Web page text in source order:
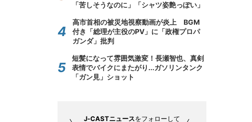
「苦しそうなのに」「シャツ姿艶っぽい」
高市首相の被災地視察動画が炎上 BGM
付き「総理が主役のPV」に「政権プロパ
ガンダ」批判
短髪になって雰囲気激変！長瀬智也、真剣
表情でバイクにまたがり...ガソリンタンク
「ガン見」ショット
J-CASTニュースをフォローして